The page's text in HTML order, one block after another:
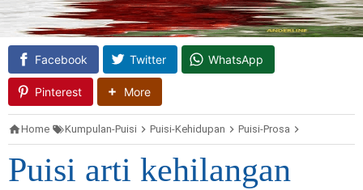
Facebook Twitter WhatsApp
Pinterest More
Home Kumpulan-Puisi Puisi-Kehidupan Puisi-Prosa
Puisi arti kehilangan